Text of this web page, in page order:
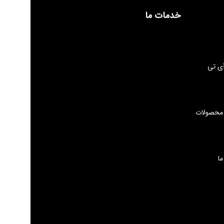
خدمات ما
تی
محصولات